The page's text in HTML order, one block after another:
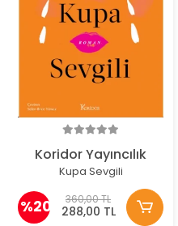
Koridor Yayıncılık
Kupa Sevgili
%20 360,00 TL
288,00 TL